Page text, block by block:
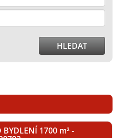
HLEDAT
BYDLENÍ 1700 m²-